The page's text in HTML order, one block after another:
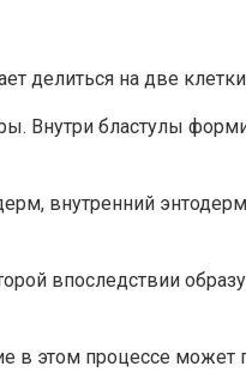
делиться на две
Внутри бластулы
внутренний
впоследствии
в этом процессе